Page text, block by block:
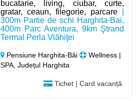
bucatarie, living, ciubar, curte,
gratar, ceaun, filegorie, parcare
300m Partie de schi Harghita-Bai,
400m Parc Aventura, 9km Ştrand
Termal Perla Vlăhiţei
Pensiune Harghita-Băi
Wellness |
SPA, Județul Harghita
Tichet | Card vacanță